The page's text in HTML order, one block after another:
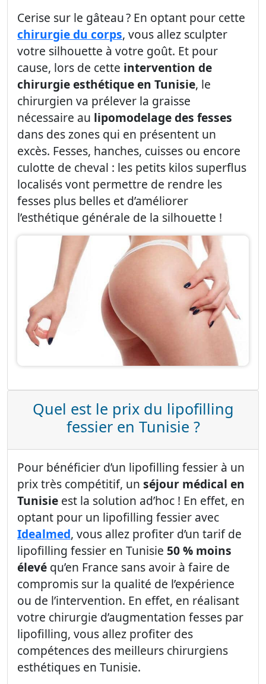
Cerise sur le gâteau ? En optant pour cette
chirurgie du corps, vous allez sculpter
votre silhouette à votre goût. Et pour
cause, lors de cette intervention de
chirurgie esthétique en Tunisie, le
chirurgien va prélever la graisse
nécessaire au lipomodelage des fesses
dans des zones qui en présentent un
excès. Fesses, hanches, cuisses ou encore
culotte de cheval : les petits kilos superflus
localisés vont permettre de rendre les
fesses plus belles et d’améliorer
l’esthétique générale de la silhouette !
Quel est le prix du lipofilling
fessier en Tunisie ?
Pour bénéficier d’un lipofilling fessier à un
prix très compétitif, un séjour médical en
Tunisie est la solution ad’hoc ! En effet, en
optant pour un lipofilling fessier avec
Idealmed, vous allez profiter d’un tarif de
lipofilling fessier en Tunisie 50 % moins
élevé qu’en France sans avoir à faire de
compromis sur la qualité de l’expérience
ou de l’intervention. En effet, en réalisant
votre chirurgie d’augmentation fesses par
lipofilling, vous allez profiter des
compétences des meilleurs chirurgiens
esthétiques en Tunisie.